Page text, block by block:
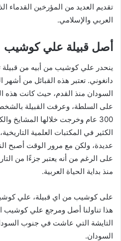
تقديم العديد من المؤرخين القدماء
العربي والإسلامي.
أصل قبيلة علي كوشيب
ينحدر علي كوشيب من أبيه من قبيلة
دانغوني. تعتبر هذه القبائل من
السودان منذ القدم، حيث كانت هذه
على السلطة، وعرفت القبيلة
300 عام وخرجت خلالها المشايخ
الكثير في المكتبات العلمية
عديدة، ولكن مع مرور الوقت أصبح
على الرغم من أنه يعتبر جزءًا من
منذ بداية الحياة العربية.
على كوشيب من اي قبيلة، علي
هذا تناولنا أصل ومرجع علي كوشيب
التايشة التي عاشت في جنوب
السودان.